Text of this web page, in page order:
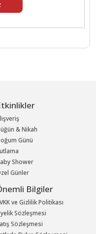
& Nikah
Günü
Shower
Günler
Bilgiler
ve Gizlilik Politikası
Sözleşmesi
Sözleşmesi